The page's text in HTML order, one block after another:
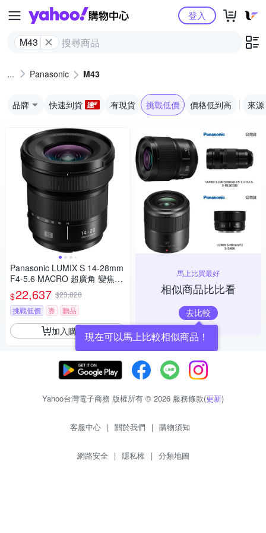
Yahoo購物中心
M43
登入
Panasonic M43
品牌 快速到貨 有現貨 挑戰低價 價格低到高 來源
Panasonic LUMIX S 14-28mm
F4-5.6 MACRO 超廣角 變焦鏡
頭 公司貨 S-R1428
$22,637 $23,828
挑戰低價
券 贈品
加入購物車
馬上比買最好
相似商品比比看
去比較
現在可以馬上比較相似商品！
Yahoo台灣電子商務 版權所有 © 2026 服務條款(更新)
客服中心 | 關於我們 | 購物須知
網路安全 | 隱私權 | 分類地圖